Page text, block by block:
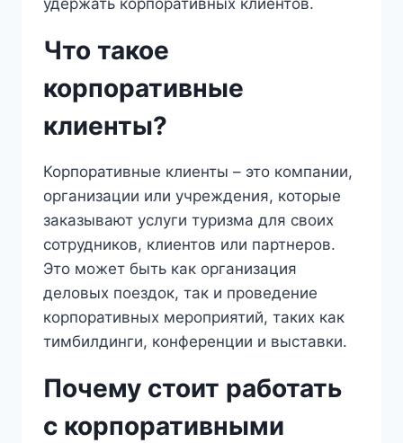
удержать корпоративных клиентов.
Что такое
корпоративные
клиенты?
Корпоративные клиенты – это компании,
организации или учреждения, которые
заказывают услуги туризма для своих
сотрудников, клиентов или партнеров.
Это может быть как организация
деловых поездок, так и проведение
корпоративных мероприятий, таких как
тимбилдинги, конференции и выставки.
Почему стоит работать
с корпоративными